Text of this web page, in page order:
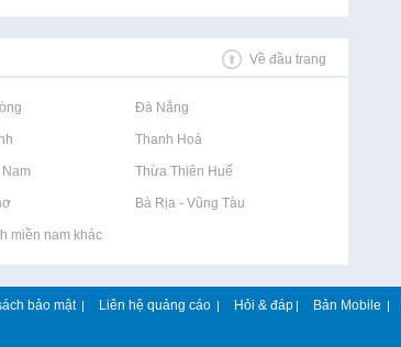
Về đầu trang
Rao vặt tại Đà Nẵng
Rao vặt tại Thanh Hoá
Nam Rao vặt tại Thừa Thiên Huế
Rao vặt tại Bà Rịa - Vũng Tàu
miền nam khác
bảo mật | Liên hệ quảng cáo | Hỏi & đáp | Bản Mobile |